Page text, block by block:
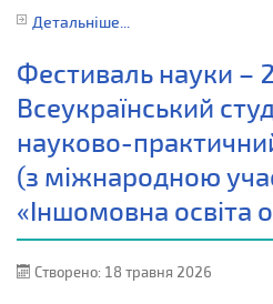
Детальніше...
Фестиваль науки –
Всеукраїнський
науково-
(з міжнародною
«Іншомовна освіта
Створено: 18 травня 2026